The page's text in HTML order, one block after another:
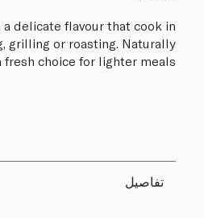
delicate flavour that cook in
grilling or roasting. Naturally
fresh choice for lighter meals.
تفاصيل